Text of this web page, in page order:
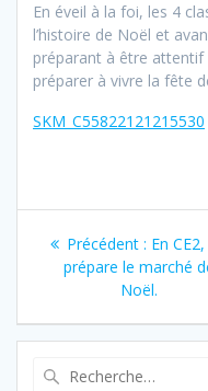
En éveil à la foi, les 4
l’histoire de Noël et
préparant à être attentif
préparer à vivre la fête
SKM_C55822121215530
l’article
Précédent : Article
:
En
prépare le marché
Noël.